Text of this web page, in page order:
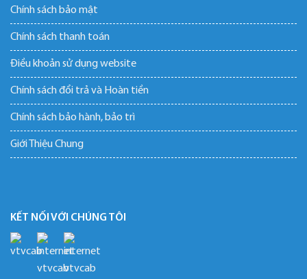
Chính sách bảo mật
Chính sách thanh toán
Điều khoản sử dụng website
Chính sách đổi trả và Hoàn tiền
Chính sách bảo hành, bảo trì
Giới Thiệu Chung
KẾT NỐI VỚI CHÚNG TÔI